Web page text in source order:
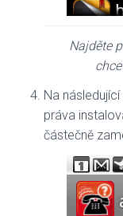
Najděte
Na
práva
částečně